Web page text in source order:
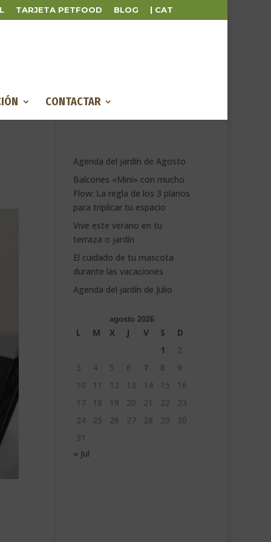
TARJETA PETFOOD BLOG | CAT
CONTACTAR
Agenda del jardín de Agosto
Balcones «Mini» con mucho
Flow: La regla de los 3 planos
para triplicar tu espacio
Vive este verano en tu
terraza o jardín
El cuidado de tu mascota
durante las vacaciones
Agenda del jardín de Julio
agosto 2026
L M X J V S
D
1
2
3
4 5 6 7 8
9
10
11 12 13 14 15
16
17
18 19 20 21 22
23
24
25 26 27 28 29
30
31
« Jul